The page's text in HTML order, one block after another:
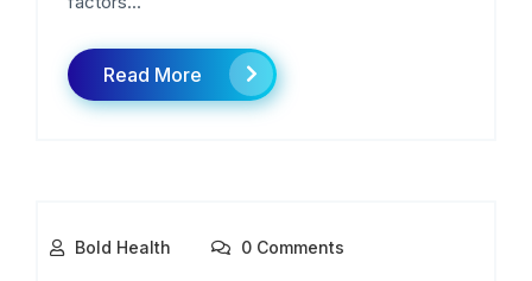
Read More
Bold Health 0 Comments